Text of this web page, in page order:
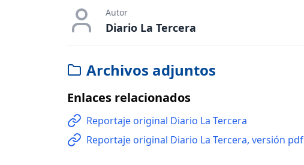
Autor
Diario La Tercera
Archivos adjuntos
Enlaces relacionados
Reportaje original Diario La Tercera
Reportaje original Diario La Tercera, versión pdf